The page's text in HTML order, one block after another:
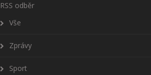
RSS odběr
Vše
Zprávy
Sport